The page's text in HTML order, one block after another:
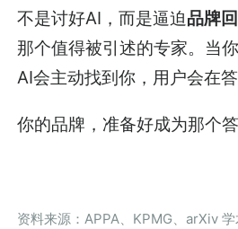
不是讨好AI，而是逼迫品牌
那个值得被引述的专家。当
AI会主动找到你，用户会在答
你的品牌，准备好成为那个
资料来源：APPA、KPMG、arXiv